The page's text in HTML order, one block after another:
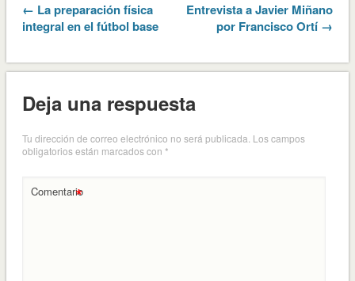
← La preparación física
integral en el fútbol base
Entrevista a Javier Miñano
por Francisco Ortí →
Deja una respuesta
Tu dirección de correo electrónico no será publicada. Los campos
obligatorios están marcados con *
Comentario
*